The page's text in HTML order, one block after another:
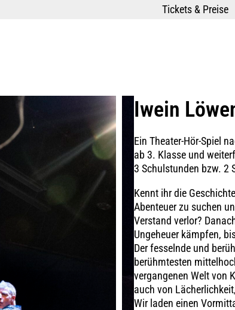
Tickets & Preise
Iwein
Ein Theater-Hör-Spiel
ab 3. Klasse und
3 Schulstunden bzw. 2
Kennt ihr die
Abenteuer zu suchen
Verstand verlor?
Ungeheuer kämpfen,
Der fesselnde und
berühmtesten
vergangenen Welt von
auch von
Wir laden einen